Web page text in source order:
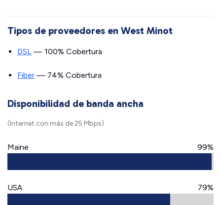
Tipos de proveedores en West Minot
DSL — 100% Cobertura
Fiber — 74% Cobertura
Disponibilidad de banda ancha
(Internet con más de 25 Mbps)
Maine 99%
USA 79%